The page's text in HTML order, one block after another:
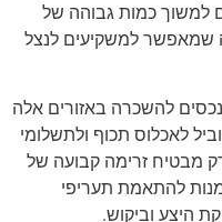
למשוך כמות גבוהה של
שמאפשר למשקיעים לנצל
להשכרה באזורים אלה
לאכלוס תכוף ולתשלומי
מבטיח זרימה קבועה של
להתאמת תעריפי
היצע וביקוש.